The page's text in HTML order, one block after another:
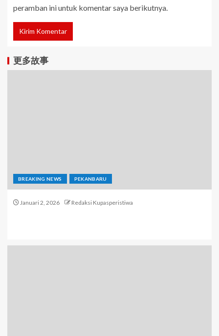
peramban ini untuk komentar saya berikutnya.
更多故事
BREAKING NEWS PEKANBARU
Januari 2, 2026 Redaksi Kupasperistiwa